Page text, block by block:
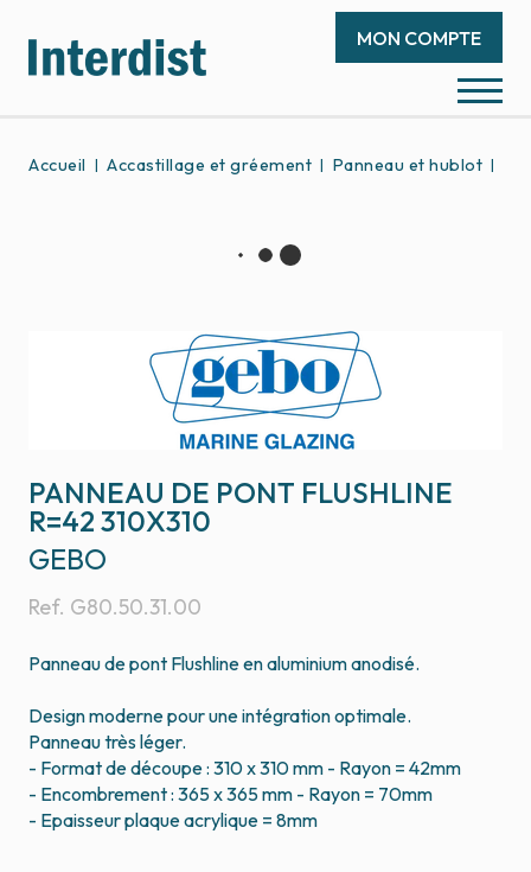
MON COMPTE
Accueil Accastillage et gréement Panneau et hublot
PANNEAU DE PONT FLUSHLINE
R=42 310X310
Ref. G80.50.31.00
GEBO
Panneau de pont Flushline en aluminium anodisé.
Design moderne pour une intégration optimale.
Panneau très léger.
- Format de découpe : 310 x 310 mm - Rayon = 42mm
- Encombrement : 365 x 365 mm - Rayon = 70mm
- Epaisseur plaque acrylique = 8mm